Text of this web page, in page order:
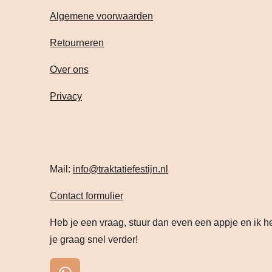
Algemene voorwaarden
Retourneren
Over ons
Privacy
Mail: info@traktatiefestijn.nl
Contact formulier
Heb je een vraag, stuur dan even een appje en ik
je graag snel verder!